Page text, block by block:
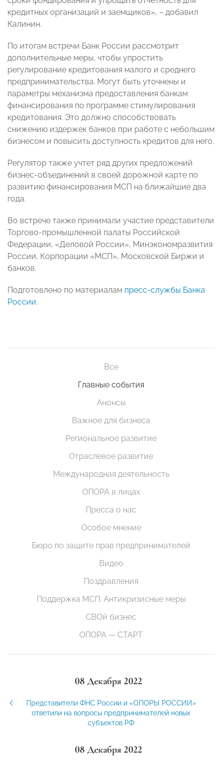
кредитных организаций и заемщиков», – добавил
Калинин.
По итогам встречи Банк России рассмотрит
дополнительные меры, чтобы упростить
регулирование кредитования малого и среднего
предпринимательства. Могут быть уточнены и
параметры механизма предоставления банкам
финансирования по программе стимулирования
кредитования. Это должно способствовать
снижению издержек банков при работе с небольшим
бизнесом и повысить доступность кредитов для него.
Регулятор также учтет ряд других предложений
бизнес-объединений в своей дорожной карте по
развитию финансирования МСП на ближайшие два
года.
Во встрече также принимали участие представители
Торгово-промышленной палаты Российской
Федерации, «Деловой России», Минэкономразвития
России, Корпорации «МСП», Московской Биржи и
банков.
Подготовлено по материалам пресс-службы Банка
России.
Все
Главные события
Анонсы
Важное для бизнеса
Региональное развитие
Отраслевое развитие
Международная деятельность
ОПОРА в лицах
Пресса о нас
Особое мнение
Бюро по защите прав предпринимателей
Видео
Поздравления
Поддержка МСП. Антикризисные меры
СВОй бизнес
ОПОРА — СТАРТ
08 Декабря 2022
Представители ФНС России и «ОПОРЫ РОССИИ»
ответили на вопросы предпринимателей новых
субъектов РФ
08 Декабря 2022